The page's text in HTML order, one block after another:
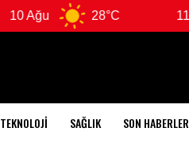
28°C 11 Ağu
TEKNOLOJI SAĞLIK SON HABERLER